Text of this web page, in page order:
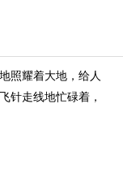
照耀着大地，给人
针走线地忙碌着，